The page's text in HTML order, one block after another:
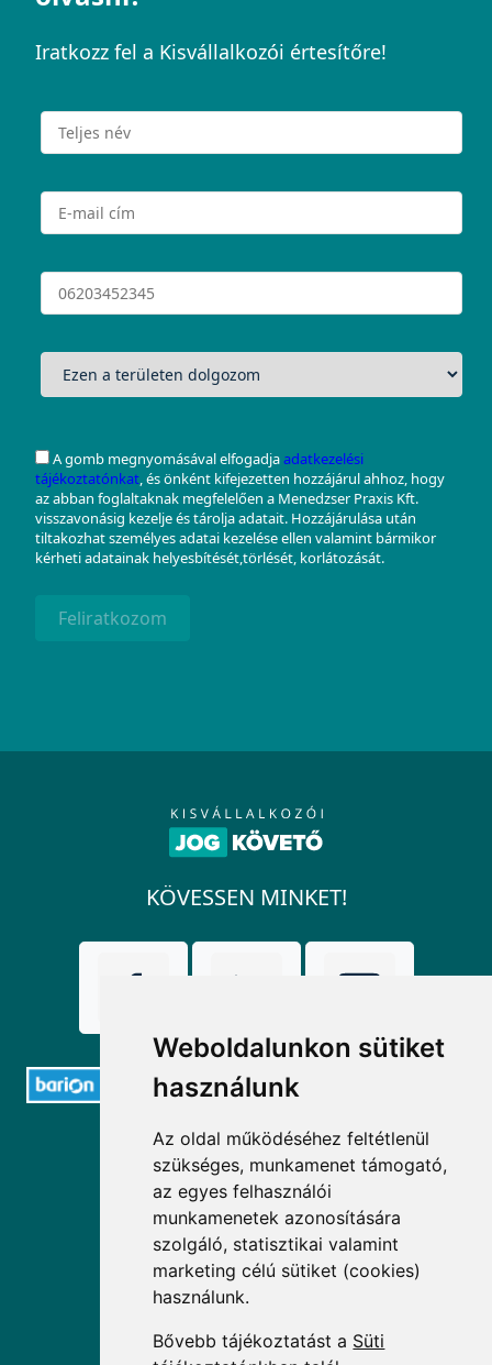
Weboldalunkon sütiket
használunk
Az oldal működéséhez feltétlenül
szükséges, munkamenet támogató,
az egyes felhasználói
munkamenetek azonosítására
szolgáló, statisztikai valamint
marketing célú sütiket (cookies)
használunk.
Bővebb tájékoztatást a Süti
Iratkozz fel a Kisvállalkozói értesítőre!
A gomb megnyomásával elfogadjaadatkezelési
tájékoztatónkat, és önként kifejezetten hozzájárul ahhoz, hogy
az abban foglaltaknak megfelelően a Menedzser Praxis Kft.
visszavonásig kezelje és tárolja adatait. Hozzájárulása után
tiltakozhat személyes adatai kezelése ellen valamint bármikor
kérheti adatainak helyesbítését,törlését, korlátozását.
Feliratkozom
KÖVESSEN MINKET!
ELÉRHETŐSÉGEK
+36 1 880 7600
info@mprx.hu